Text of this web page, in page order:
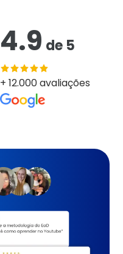
4.9 de 5
+ 12.000 avaliações